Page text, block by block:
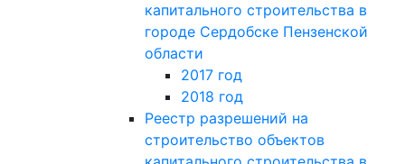
капитального строительства в
городе Сердобске Пензенской
области
2017 год
2018 год
Реестр разрешений на
строительство объектов